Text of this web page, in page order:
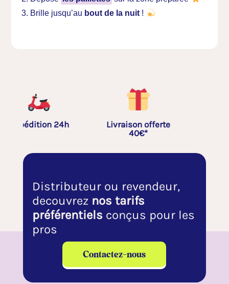
Brille jusqu’au bout de la nuit !
Livraison offerte
Fétardes
Distributeur ou revendeur,
decouvrez nos tarifs
préférentielsconçus pour les
pros
Contactez-nous